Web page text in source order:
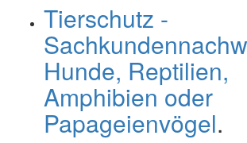
Tierschutz -
Hunde, Reptilien,
Amphibien oder
Papageienvögel.